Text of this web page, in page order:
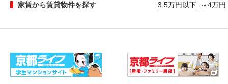
家賃から賃貸物件を探す 3.5万円以下 ～4万円